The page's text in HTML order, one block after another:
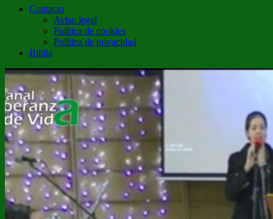
Contacto
Aviso legal
Política de cookies
Política de privacidad
Biblia